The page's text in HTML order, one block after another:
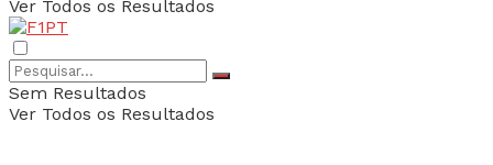
Ver Todos os Resultados
Sem Resultados
Ver Todos os Resultados